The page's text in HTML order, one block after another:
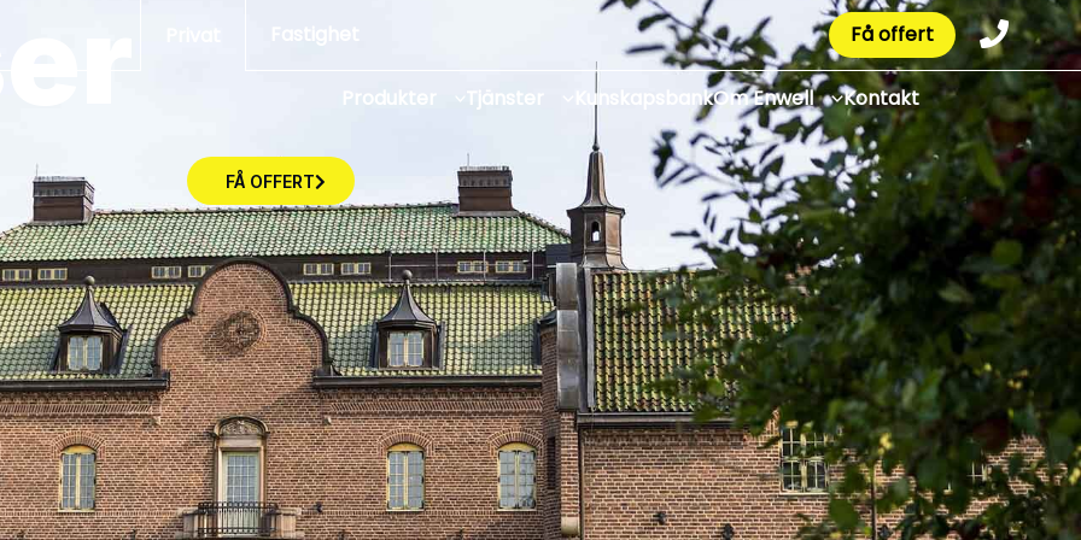
Fastighet Få offert
Produkter Tjänster KunskapsbankOm Enwell Kontakt
FÅ OFFERT